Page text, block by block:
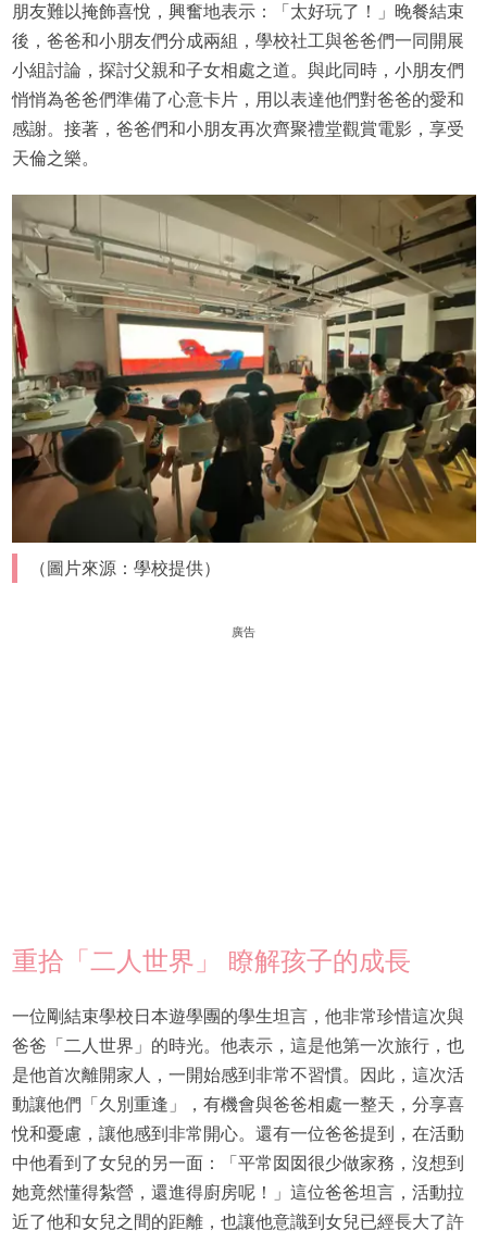
朋友難以掩飾喜悅，興奮地表示：「太好玩了！」晚餐結束
後，爸爸和小朋友們分成兩組，學校社工與爸爸們一同開展
小組討論，探討父親和子女相處之道。與此同時，小朋友們
悄悄為爸爸們準備了心意卡片，用以表達他們對爸爸的愛和
感謝。接著，爸爸們和小朋友再次齊聚禮堂觀賞電影，享受
天倫之樂。
（圖片來源：學校提供）
廣告
重拾「二人世界」 瞭解孩子的成長
一位剛結束學校日本遊學團的學生坦言，他非常珍惜這次與
爸爸「二人世界」的時光。他表示，這是他第一次旅行，也
是他首次離開家人，一開始感到非常不習慣。因此，這次活
動讓他們「久別重逢」，有機會與爸爸相處一整天，分享喜
悅和憂慮，讓他感到非常開心。還有一位爸爸提到，在活動
中他看到了女兒的另一面：「平常囡囡很少做家務，沒想到
她竟然懂得紮營，還進得廚房呢！」這位爸爸坦言，活動拉
近了他和女兒之間的距離，也讓他意識到女兒已經長大了許